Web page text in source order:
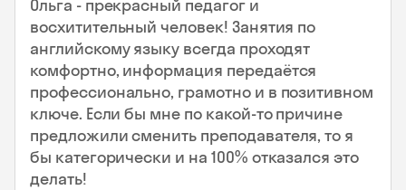
Ольга - прекрасный педагог и
восхитительный человек! Занятия по
английскому языку всегда проходят
комфортно, информация передаётся
профессионально, грамотно и в позитивном
ключе. Если бы мне по какой-то причине
предложили сменить преподавателя, то я
бы категорически и на 100% отказался это
делать!